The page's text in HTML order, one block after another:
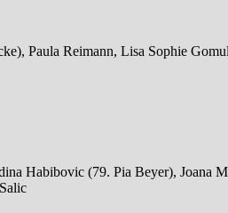
Paula Reimann, Lisa Sophie
Habibovic (79. Pia Beyer), Joana